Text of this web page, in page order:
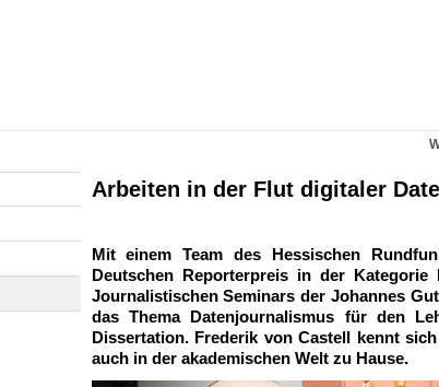
Arbeiten in der Flut digitaler
Mit einem Team des Hessischen
Deutschen Reporterpreis in der
Journalistischen Seminars der Johannes
das Thema Datenjournalismus für den
Dissertation. Frederik von Castell kennt
auch in der akademischen Welt zu Hause.